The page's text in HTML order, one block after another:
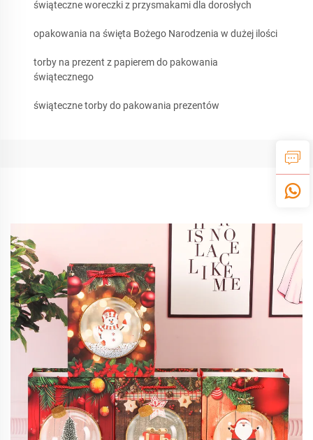
świąteczne woreczki z przysmakami dla dorosłych
opakowania na święta Bożego Narodzenia w dużej ilości
torby na prezent z papierem do pakowania
świątecznego
świąteczne torby do pakowania prezentów